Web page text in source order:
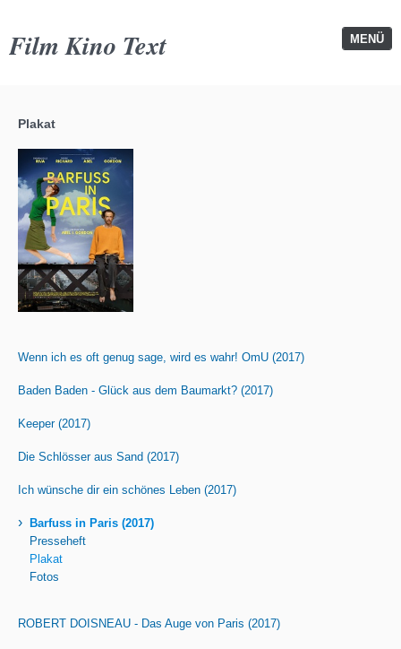
MENÜ
Film Kino Text
Plakat
Wenn ich es oft genug sage, wird es wahr! OmU (2017)
Baden Baden - Glück aus dem Baumarkt? (2017)
Keeper (2017)
Die Schlösser aus Sand (2017)
Ich wünsche dir ein schönes Leben (2017)
›
Barfuss in Paris (2017)
Presseheft
Plakat
Fotos
ROBERT DOISNEAU - Das Auge von Paris (2017)